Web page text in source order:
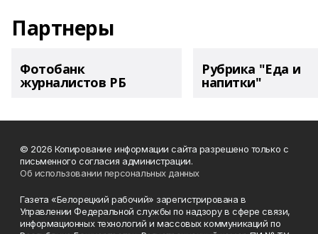
Партнеры
Фотобанк
журналистов РБ
Рубрика "Еда и
напитки"
© 2026 Копирование информации сайта разрешено только с
письменного согласия администрации.
Об использовании персональных данных
Газета «Белорецкий рабочий» зарегистрирована в
Управлении Федеральной службы по надзору в сфере связи,
информационных технологий и массовых коммуникаций по